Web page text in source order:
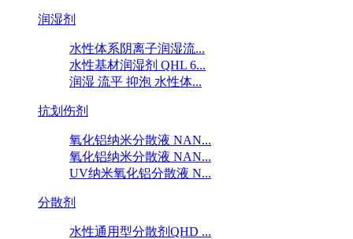
润湿剂
水性体系阴离子润湿流...
水性基材润湿剂 QHL 6...
润湿 流平 抑泡 水性体...
抗划伤剂
氧化铝纳米分散液 NAN...
氧化铝纳米分散液 NAN...
UV纳米氧化铝分散液 N...
分散剂
水性通用型分散剂QHD ...